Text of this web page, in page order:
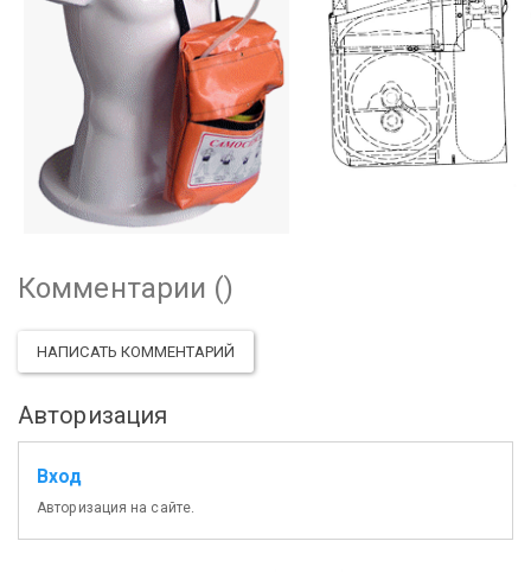
Комментарии ()
НАПИСАТЬ КОММЕНТАРИЙ
Авторизация
Вход
Авторизация на сайте.